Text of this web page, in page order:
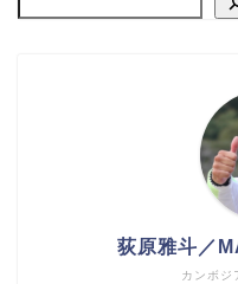
カンボジ
荻原雅斗／